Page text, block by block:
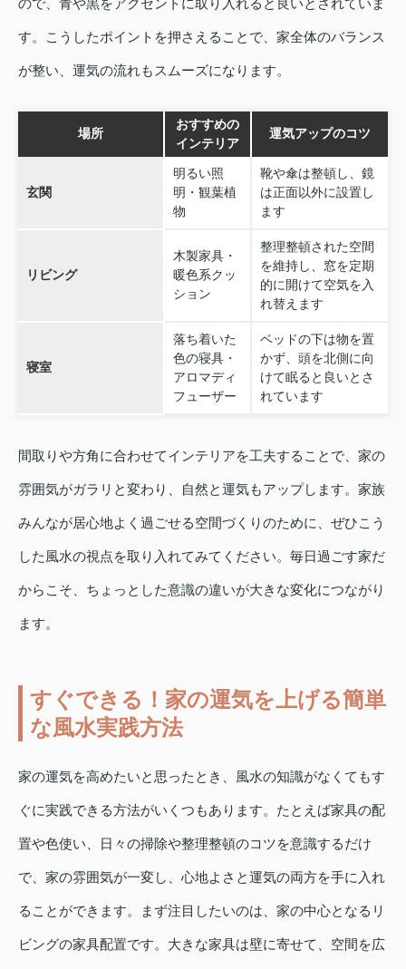
す。こうしたポイントを押さえることで、家全体のバランス
が整い、運気の流れもスムーズになります。
場所
おすすめの
インテリア
運気アップのコツ
玄関
明るい照
明・観葉植
物
靴や傘は整頓し、鏡
は正面以外に設置し
ます
リビング
木製家具・
暖色系クッ
ション
整理整頓された空間
を維持し、窓を定期
的に開けて空気を入
れ替えます
寝室
落ち着いた
色の寝具・
アロマディ
フューザー
ベッドの下は物を置
かず、頭を北側に向
けて眠ると良いとさ
れています
間取りや方角に合わせてインテリアを工夫することで、家の
雰囲気がガラリと変わり、自然と運気もアップします。家族
みんなが居心地よく過ごせる空間づくりのために、ぜひこう
した風水の視点を取り入れてみてください。毎日過ごす家だ
からこそ、ちょっとした意識の違いが大きな変化につながり
ます。
すぐできる！家の運気を上げる簡単
な風水実践方法
家の運気を高めたいと思ったとき、風水の知識がなくてもす
ぐに実践できる方法がいくつもあります。たとえば家具の配
置や色使い、日々の掃除や整理整頓のコツを意識するだけ
で、家の雰囲気が一変し、心地よさと運気の両方を手に入れ
ることができます。まず注目したいのは、家の中心となるリ
ビングの家具配置です。大きな家具は壁に寄せて、空間を広